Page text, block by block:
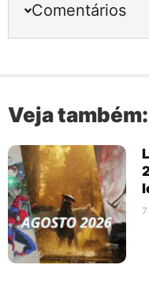
Comentários
Veja também: